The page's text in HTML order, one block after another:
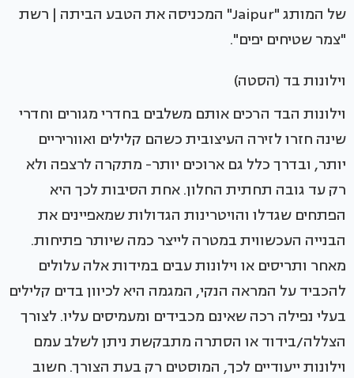
של המותג "Jaipur" המכניסה את הטבע הביתה | רשת
"צמר שטיחים יפים".
וילונות בד (הסטה)
וילונות הבד הרכים אותם משלבים בחדרי מגורים וחדרי
שינה חזרו לזירה העיצובית כשהם קלילים ואווריריים
יותר, ובדרך כלל גם ארוכים יותר- מתקרה לרצפה ולא
רק עד גובה תחתית החלון. אחת הסיבות לכך היא
הפתחים שגדלו והויטרינות הגדולות שמאפיינים את
הבנייה העכשווית במטרה לייצר כמה שיותר פתיחות.
מאחר ותריסים או וילונות עבים במידות אלה עלולים
להכביד על המראה הנקי, המגמה היא לכיוון בדים קלילים
בעלי נפילה רכה שאינם מכבידים ומעמיסים עליו. לצורך
הצללה/בידוד או הסתרה מתבקשת ניתן לשלב עמם
וילונות ייעודיים לכך, המוסטים רק בעת הצורך. חשוב